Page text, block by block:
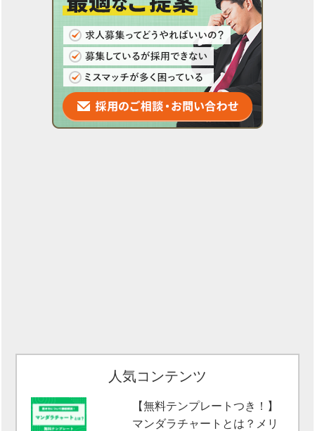
人気コンテンツ
【無料テンプレートつき！】
マンダラチャートとは？メリ